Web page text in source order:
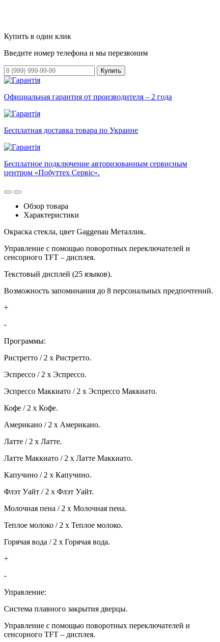
Купить в один клик
Введите номер телефона и мы перезвоним
Купить
Официальная гарантия от производителя – 2 года
Бесплатная доставка товара по Украине
Бесплатное подключение авторизованным сервисным
центром «Побуттех Сервіс».
Обзор товара
Характеристики
Окраска стекла, цвет Gaggenau Металлик.
Управление с помощью поворотных переключателей и
сенсорного TFT – дисплея.
Текстовый дисплей (25 языков).
Возможность запоминания до 8 персональных предпочтений.
+
-
Программы:
Ристретто / 2 x Ристретто.
Эспрессо / 2 x Эспрессо.
Эспрессо Маккиато / 2 x Эспрессо Маккиато.
Кофе / 2 x Кофе.
Американо / 2 x Американо.
Латте / 2 x Латте.
Латте Маккиато / 2 x Латте Маккиато.
Капучино / 2 х Капучино.
Флэт Уайт / 2 x Флэт Уайт.
Молочная пена / 2 x Молочная пена.
Теплое молоко / 2 x Теплое молоко.
Горячая вода / 2 x Горячая вода.
+
-
Управление:
Система плавного закрытия дверцы.
Управление с помощью поворотных переключателей и
сенсорного TFT – дисплея.